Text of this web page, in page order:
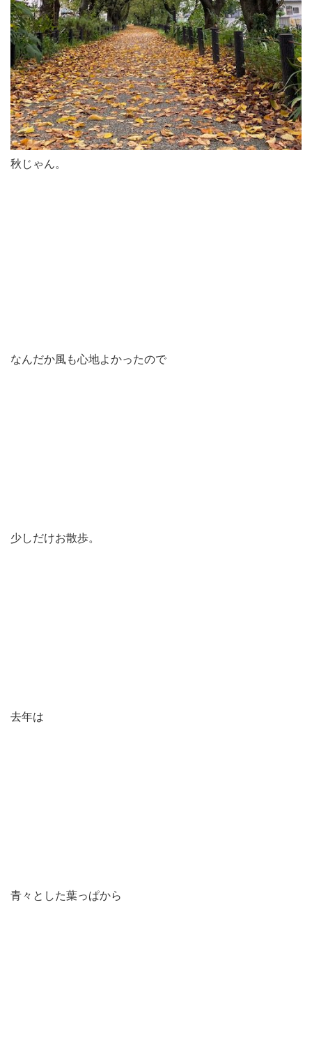
秋じゃん。
なんだか風も心地よかったので
少しだけお散歩。
去年は
青々とした葉っぱから